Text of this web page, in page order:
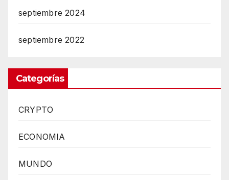
septiembre 2024
septiembre 2022
Categorías
CRYPTO
ECONOMIA
MUNDO